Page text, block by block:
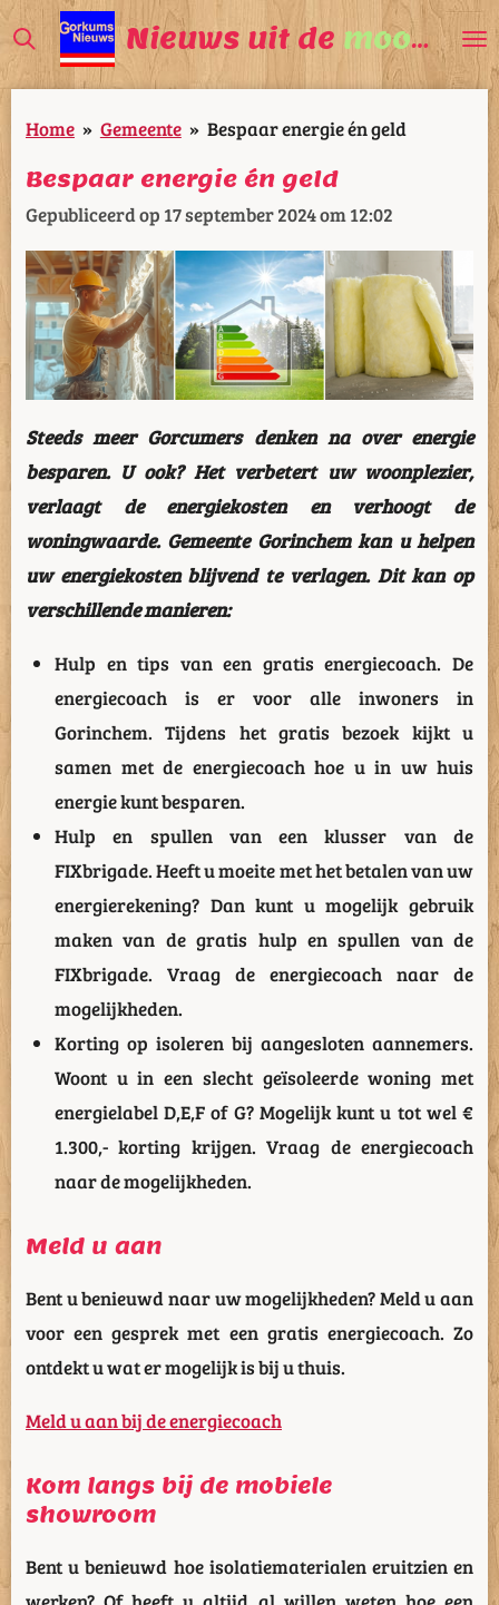
Ga
direct
naar
de
Nieuws uit de mooiste
Home » Gemeente » Bespaar energie én geld
Bespaar energie én geld
Gepubliceerd op 17 september 2024 om 12:02
Steeds meer Gorcumers denken na over energie
besparen. U ook? Het verbetert uw woonplezier,
verlaagt de energiekosten en verhoogt de
woningwaarde. Gemeente Gorinchem kan u helpen
uw energiekosten blijvend te verlagen. Dit kan op
verschillende manieren:
Hulp en tips van een gratis energiecoach. De
energiecoach is er voor alle inwoners in
Gorinchem. Tijdens het gratis bezoek kijkt u
samen met de energiecoach hoe u in uw huis
energie kunt besparen.
Hulp en spullen van een klusser van de
FIXbrigade. Heeft u moeite met het betalen van uw
energierekening? Dan kunt u mogelijk gebruik
maken van de gratis hulp en spullen van de
FIXbrigade. Vraag de energiecoach naar de
mogelijkheden.
Korting op isoleren bij aangesloten aannemers.
Woont u in een slecht geïsoleerde woning met
energielabel D,E,F of G? Mogelijk kunt u tot wel €
1.300,- korting krijgen. Vraag de energiecoach
naar de mogelijkheden.
Meld u aan
Bent u benieuwd naar uw mogelijkheden? Meld u aan
voor een gesprek met een gratis energiecoach. Zo
ontdekt u wat er mogelijk is bij u thuis.
Meld u aan bij de energiecoach
Kom langs bij de mobiele
showroom
Bent u benieuwd hoe isolatiematerialen eruitzien en